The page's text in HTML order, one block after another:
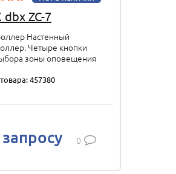
dbx ZC-7
Настенный
Четыре кнопки
зоны оповещения
457380
0